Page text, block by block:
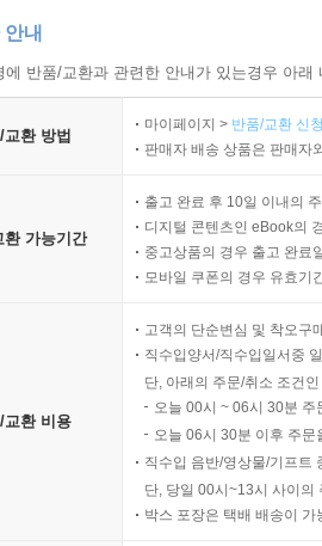
내
반품/교환과 관련한 안내가 있는경우 아
교환 방법
마이페이지 > 반품/교환 신
판매자 배송 상품은 판매자
환 가능기간
출고 완료 후 10일 이내의
디지털 콘텐츠인 eBook의
중고상품의 경우 출고 완료
모바일 쿠폰의 경우 유효기
교환 비용
고객의 단순변심 및 착오구
직수입양서/직수입일서중
단, 아래의 주문/취소 조건
오늘 00시 ~ 06시 30분
오늘 06시 30분 이후 주
직수입 음반/영상물/기프트
단, 당일 00시~13시 사이의
박스 포장은 택배 배송이